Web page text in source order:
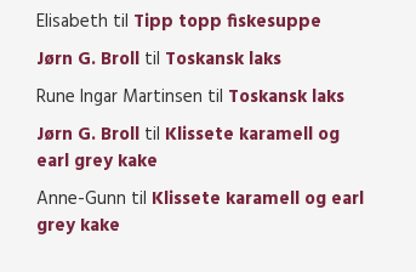
Elisabeth til Tipp topp fiskesuppe
Jørn G. Broll til Toskansk laks
Rune Ingar Martinsen til Toskansk laks
Jørn G. Broll til Klissete karamell og
earl grey kake
Anne-Gunn til Klissete karamell og earl
grey kake